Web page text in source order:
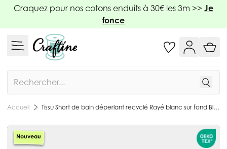
Allez au contenu
Craquez pour nos cotons enduits à 30€ les 3m >> Je
fonce
Accueil Tissu Short de bain déperlant recyclé Rayé blanc sur fond Bleu acier - Par 10 cm
Nouveau